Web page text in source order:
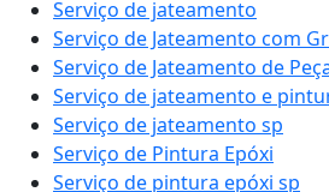
Serviço de jateamento
Serviço de Jateamento com
Serviço de Jateamento de
Serviço de jateamento e
Serviço de jateamento sp
Serviço de Pintura Epóxi
Serviço de pintura epóxi sp